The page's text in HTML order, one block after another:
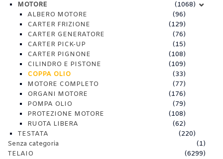
MOTORE
(1068)
ALBERO MOTORE
(96)
CARTER FRIZIONE
(129)
CARTER GENERATORE
(76)
CARTER PICK-UP
(15)
CARTER PIGNONE
(108)
CILINDRO E PISTONE
(109)
COPPA OLIO
(33)
MOTORE COMPLETO
(77)
ORGANI MOTORE
(176)
POMPA OLIO
(79)
PROTEZIONE MOTORE
(108)
RUOTA LIBERA
(62)
TESTATA
(220)
Senza categoria
(1)
TELAIO
(6299)